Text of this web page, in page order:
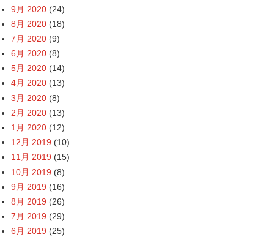
9月 2020 (24)
8月 2020 (18)
7月 2020 (9)
6月 2020 (8)
5月 2020 (14)
4月 2020 (13)
3月 2020 (8)
2月 2020 (13)
1月 2020 (12)
12月 2019 (10)
11月 2019 (15)
10月 2019 (8)
9月 2019 (16)
8月 2019 (26)
7月 2019 (29)
6月 2019 (25)